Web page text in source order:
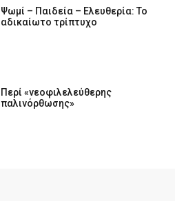
Ψωμί – Παιδεία – Ελευθερία: Το
αδικαίωτο τρίπτυχο
Περί «νεοφιλελεύθερης
παλινόρθωσης»